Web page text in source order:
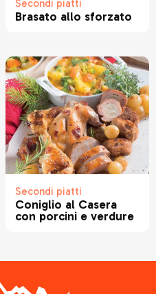
Secondi piatti
Brasato allo sforzato
Secondi piatti
Coniglio al Casera
con porcini e verdure